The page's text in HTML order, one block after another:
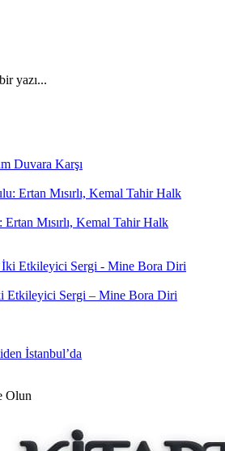
yazı...
Duvara Karşı
Mısırlı, Kemal Tahir Halk
Etkileyici Sergi – Mine Bora Diri
İstanbul’da
Olun